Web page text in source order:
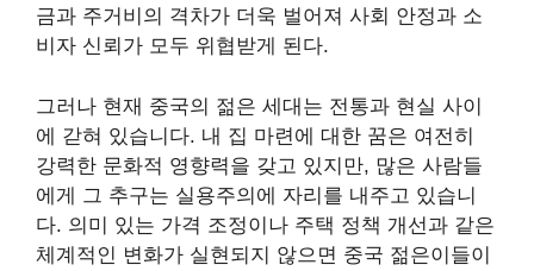
금과 주거비의 격차가 더욱 벌어져 사회 안정과 소
비자 신뢰가 모두 위협받게 된다.
그러나 현재 중국의 젊은 세대는 전통과 현실 사이
에 갇혀 있습니다. 내 집 마련에 대한 꿈은 여전히 ​​
강력한 문화적 영향력을 갖고 있지만, 많은 사람들
에게 그 추구는 실용주의에 자리를 내주고 있습니
다. 의미 있는 가격 조정이나 주택 정책 개선과 같은
체계적인 변화가 실현되지 않으면 중국 젊은이들이